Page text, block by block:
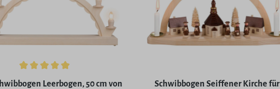
Bewertung von 5 von 5 Sternen
Leerbogen, 50 cm von
Schwibbogen Seiffener Kirche für